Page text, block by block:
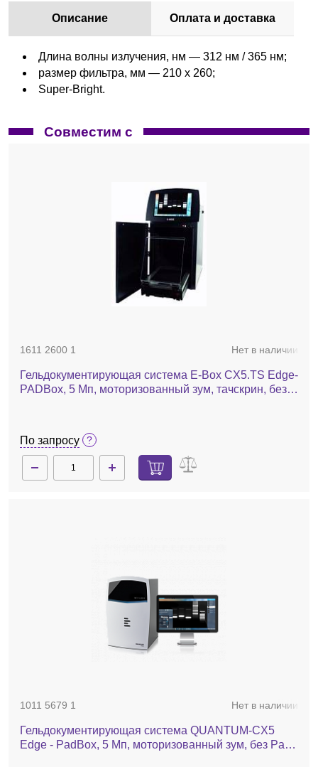
Описание Оплата и доставка
Длина волны излучения, нм — 312 нм / 365 нм;
размер фильтра, мм — 210 х 260;
Super-Bright.
Совместим с
1611 2600 1 Нет в наличии
Гельдокументирующая система E-Box CX5.TS Edge-
PADBox, 5 Мп, моторизованный зум, тачскрин, без
По запросу
1011 5679 1 Нет в наличии
Гельдокументирующая система QUANTUM-CX5
Edge - PadBox, 5 Мп, моторизованный зум, без Pad-